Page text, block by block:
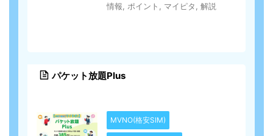
情報
ポイント マイピタ 解説
パケット放題Plus
MVNO(格安SIM)